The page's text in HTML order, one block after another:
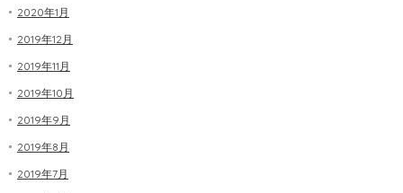
2020年1月
2019年12月
2019年11月
2019年10月
2019年9月
2019年8月
2019年7月